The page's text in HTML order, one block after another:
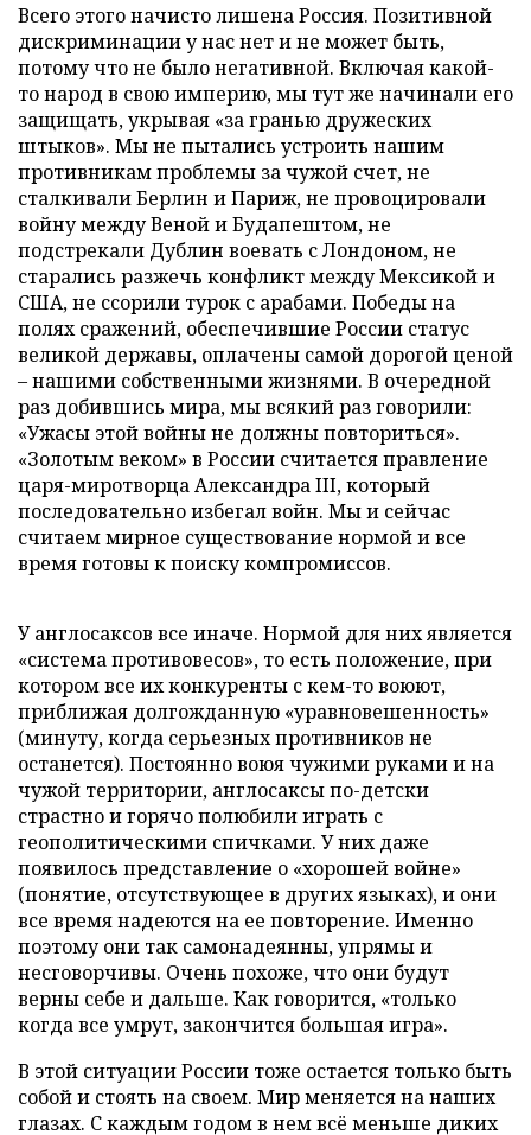
Всего этого начисто лишена Россия. Позитивной
дискриминации у нас нет и не может быть,
потому что не было негативной. Включая какой-
то народ в свою империю, мы тут же начинали его
защищать, укрывая «за гранью дружеских
штыков». Мы не пытались устроить нашим
противникам проблемы за чужой счет, не
сталкивали Берлин и Париж, не провоцировали
войну между Веной и Будапештом, не
подстрекали Дублин воевать с Лондоном, не
старались разжечь конфликт между Мексикой и
США, не ссорили турок с арабами. Победы на
полях сражений, обеспечившие России статус
великой державы, оплачены самой дорогой ценой
– нашими собственными жизнями. В очередной
раз добившись мира, мы всякий раз говорили:
«Ужасы этой войны не должны повториться».
«Золотым веком» в России считается правление
царя-миротворца Александра III, который
последовательно избегал войн. Мы и сейчас
считаем мирное существование нормой и все
время готовы к поиску компромиссов.
У англосаксов все иначе. Нормой для них является
«система противовесов», то есть положение, при
котором все их конкуренты с кем-то воюют,
приближая долгожданную «уравновешенность»
(минуту, когда серьезных противников не
останется). Постоянно воюя чужими руками и на
чужой территории, англосаксы по-детски
страстно и горячо полюбили играть с
геополитическими спичками. У них даже
появилось представление о «хорошей войне»
(понятие, отсутствующее в других языках), и они
все время надеются на ее повторение. Именно
поэтому они так самонадеянны, упрямы и
несговорчивы. Очень похоже, что они будут
верны себе и дальше. Как говорится, «только
когда все умрут, закончится большая игра».
В этой ситуации России тоже остается только быть
собой и стоять на своем. Мир меняется на наших
глазах. С каждым годом в нем всё меньше диких